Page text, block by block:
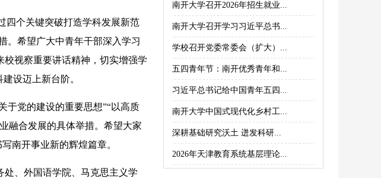
个关键突破打造学科发展新范
。希望广大中青年干部深入学习
视察重要讲话精神，切实增强学
设迈上新台阶。
党的建设的重要思想”“以高质
融合发展的具体举措。希望大家
南开事业新的辉煌篇章。
、外国语学院、马克思主义学
南开大学召开2026年招生就业...
南开大学召开学习习近平总书...
学校召开党委常委会（扩大）...
五四青年节：南开优秀青年和...
习近平总书记给中国青年五四...
南开大学中国式现代化乡村工...
深耕基础研究沃土 迸发科研...
2026年天津教育系统基层理论...